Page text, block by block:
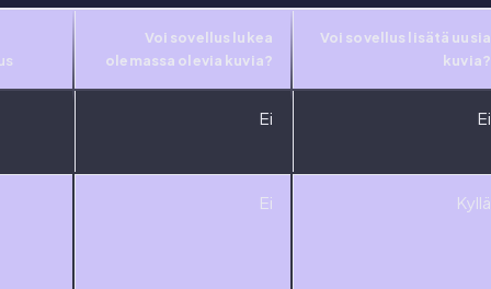
Voi sovellus lukea
olemassa olevia kuvia?
Voi sovellus lisätä uusia
kuvia?
Ei Ei
Ei Kyllä